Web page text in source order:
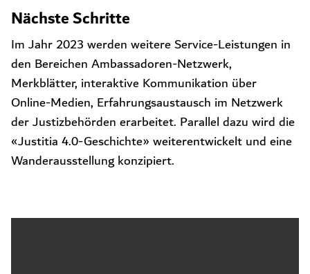
Nächste Schritte
Im Jahr 2023 werden weitere Service-Leistungen in
den Bereichen Ambassadoren-Netzwerk,
Merkblätter, interaktive Kommunikation über
Online-Medien, Erfahrungsaustausch im Netzwerk
der Justizbehörden erarbeitet. Parallel dazu wird die
«Justitia 4.0-Geschichte» weiterentwickelt und eine
Wanderausstellung konzipiert.